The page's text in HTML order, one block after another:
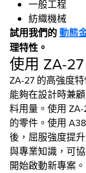
一般工程
紡織機械
試用我們的動態
理特性。
使用 ZA-
ZA-27 的高強度
能夠在設計時兼
料用量。使用
的零件。使用
後，屈服強度提
與專業知識，可
開始啟動新專案。